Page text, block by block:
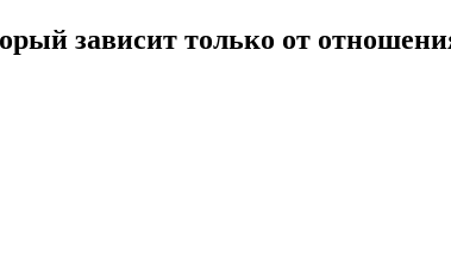
зависит только от